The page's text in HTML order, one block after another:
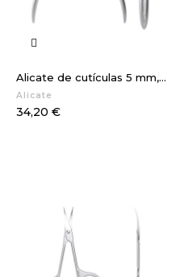
Alicate de cutículas 5 mm,...
Alicate
Preço
34,20 €